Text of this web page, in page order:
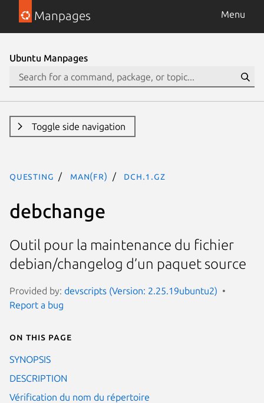
Manpages Menu
Ubuntu Manpages
Toggle side navigation
questing man(fr) dch.1.gz
debchange
Outil pour la maintenance du fichier
debian/changelog d’un paquet source
Provided by: devscripts (Version: 2.25.19ubuntu2)
Report a bug
On this page
SYNOPSIS
DESCRIPTION
Vérification du nom du répertoire